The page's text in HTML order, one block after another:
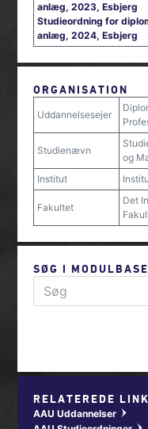
anlæg, 2023, Esbjerg
Studieordning for
anlæg, 2024, Esbjerg
ORGANISATION
Uddannelsesejer
Studienævn
og
Institut
Fakultet
Det
SØG I
RELATEREDE
AAU Uddannelser w